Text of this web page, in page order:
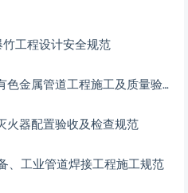
竹工程设计安全规范
GB T51132-2015 工业有色金属管道工程施工及质量验收规范
火器配置验收及检查规范
、工业管道焊接工程施工规范